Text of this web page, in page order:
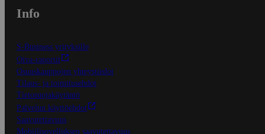
Info
S-Business yrityksille
Oiva-raportit
Osuuskauppojen yhteystiedot
Tilaus- ja toimitusehdot
Tietosuojakäytäntö
Palvelun käyttöehdot
Saavutettavuus
Mobiilisovelluksen saavutettavuus